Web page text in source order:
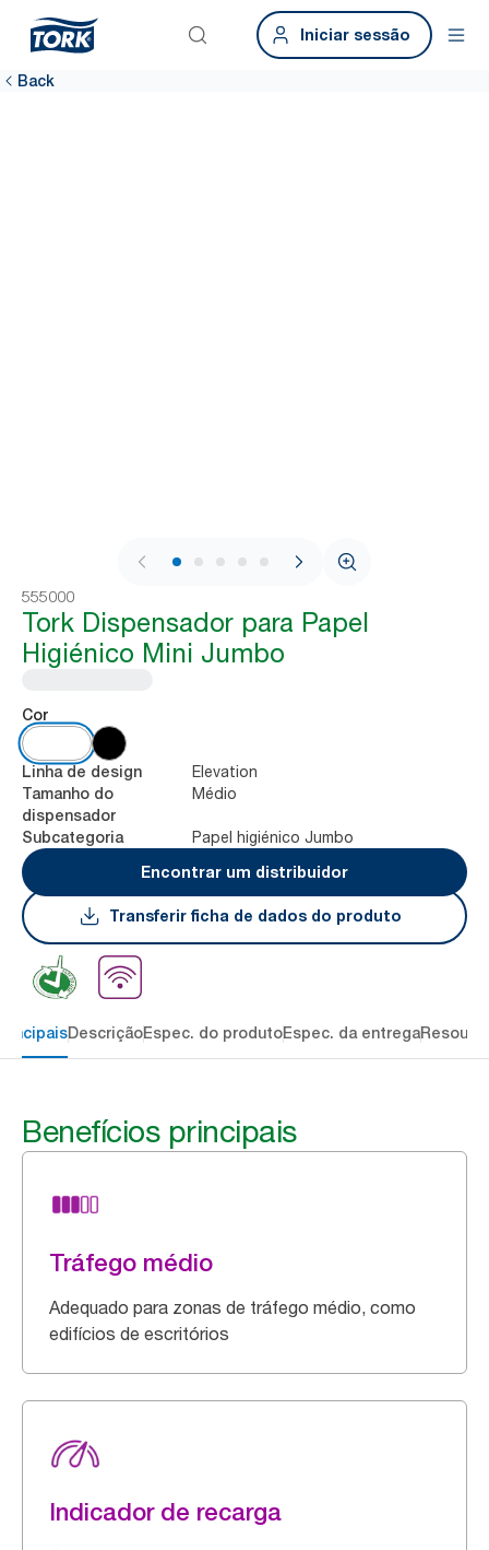
Iniciar sessão
Back
1 / 7
555000
Tork Dispensador para Papel
Higiénico Mini Jumbo
Cor
Linha de design Elevation
Tamanho do
dispensador
Médio
Subcategoria
Papel higiénico Jumbo
Encontrar um distribuidor
Transferir ficha de dados do produto
DescriçãoEspec. do produtoEspec. da entrega
Benefícios principais
Tráfego médio
Adequado para zonas de tráfego médio, como
edifícios de escritórios
Indicador de recarga